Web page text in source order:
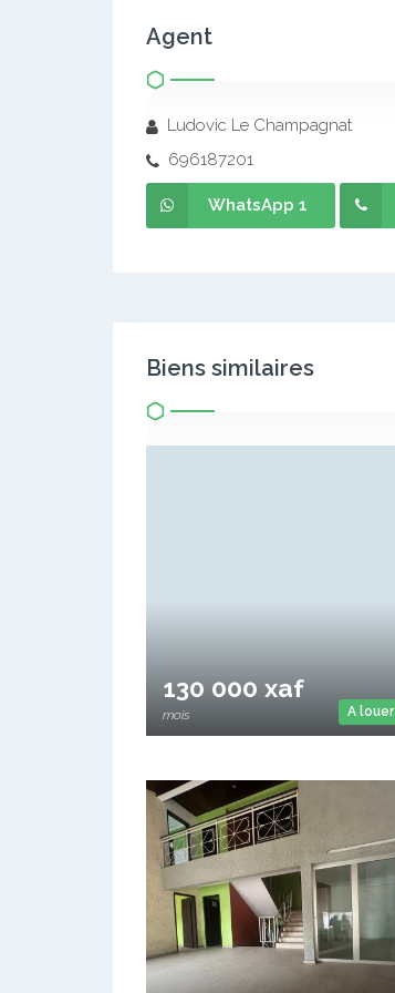
Agent
Ludovic Le Champagnat
696187201
WhatsApp 1
Biens similaires
A louer
130 000 xaf
mois